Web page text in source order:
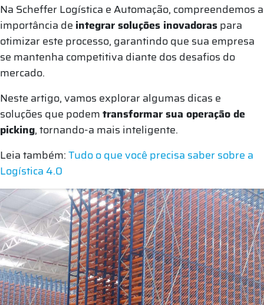
Na Scheffer Logística e Automação, compreendemos a
importância de integrar soluções inovadoraspara
otimizar este processo, garantindo que sua empresa
se mantenha competitiva diante dos desafios do
mercado.
Neste artigo, vamos explorar algumas dicas e
soluções que podemtransformar sua operação de
picking, tornando-a mais inteligente.
Leia também:Tudo o que você precisa saber sobre a
Logística 4.0